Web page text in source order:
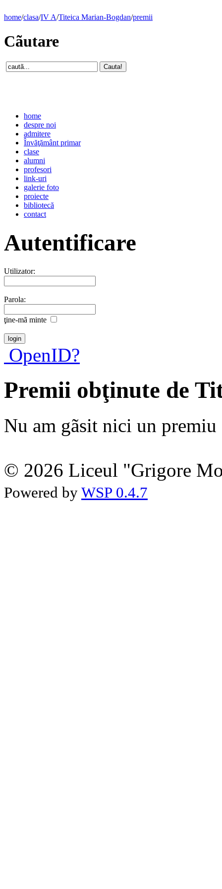
home/clasa/IV A/Titeica Marian-Bogdan/premii
Cãutare
home
despre noi
admitere
Învăţământ primar
clase
alumni
profesori
link-uri
galerie foto
proiecte
bibliotecă
contact
Autentificare
Utilizator:
Parola:
ţine-mã minte
OpenID?
Premii obţinute de
Nu am gãsit nici un premiu
© 2026 Liceul "Grigore
Powered by WSP 0.4.7